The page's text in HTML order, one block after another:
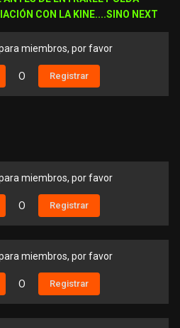
CON LA KINE....SINO NEXT
miembros, por favor
O Registrar
miembros, por favor
O Registrar
miembros, por favor
O Registrar